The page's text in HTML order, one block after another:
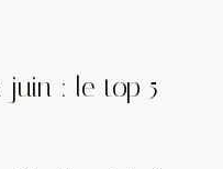
: le top 5